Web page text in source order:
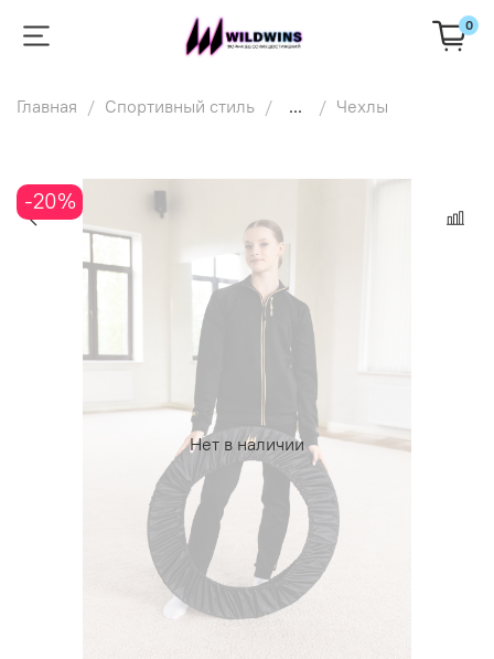
0
Главная Спортивный стиль ... Чехлы
Нет в наличии
-20%